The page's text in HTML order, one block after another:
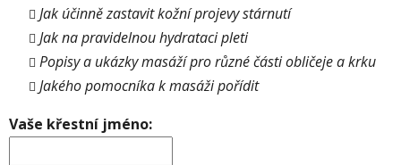
Jak účinně zastavit kožní projevy stárnutí
Jak na pravidelnou hydrataci pleti
Popisy a ukázky masáží pro různé části obličeje a krku
Jakého pomocníka k masáži pořídit
Vaše křestní jméno: